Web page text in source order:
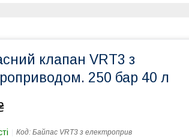
клапан VRT3 з
250 бар 40 л
Код: Байпас VRT3 з електроприв